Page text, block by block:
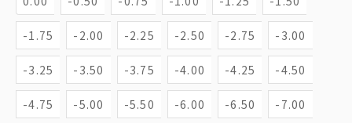
-1.75 -2.00 -2.25 -2.50 -2.75 -3.00
-3.25 -3.50 -3.75 -4.00 -4.25 -4.50
-4.75 -5.00 -5.50 -6.00 -6.50 -7.00